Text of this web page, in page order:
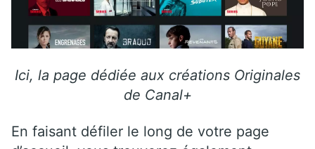
Ici, la page dédiée aux créations Originales
de Canal+
En faisant défiler le long de votre page